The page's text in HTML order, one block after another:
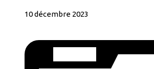
10 décembre 2023